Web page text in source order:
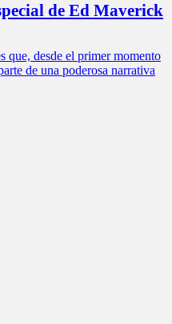
de Ed Maverick
que, desde el primer momento
de una poderosa narrativa